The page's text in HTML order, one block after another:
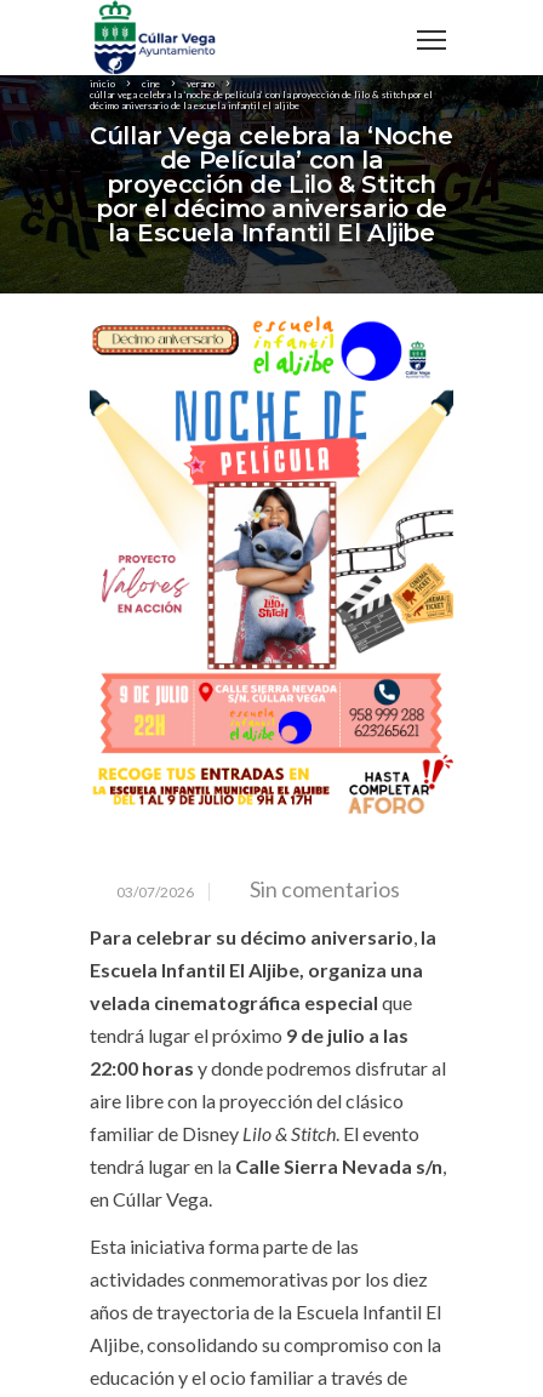
inicio cine
verano
cúllar vega celebra la ‘noche de película’ con la proyección de lilo & stitch por el
décimo aniversario de la escuela infantil el aljibe
Cúllar Vega celebra la ‘Noche
de Película’ con la
proyección de Lilo & Stitch
por el décimo aniversario de
la Escuela Infantil El Aljibe
03/07/2026 Sin comentarios
Para celebrar su décimo aniversario, la
Escuela Infantil El Aljibe, organiza una
velada cinematográfica especial que
tendrá lugar el próximo 9 de julio a las
22:00 horas y donde podremos disfrutar al
aire libre con la proyección del clásico
familiar de Disney Lilo & Stitch. El evento
tendrá lugar en la Calle Sierra Nevada s/n,
en Cúllar Vega.
Esta iniciativa forma parte de las
actividades conmemorativas por los diez
años de trayectoria de la Escuela Infantil El
Aljibe, consolidando su compromiso con la
educación y el ocio familiar a través de